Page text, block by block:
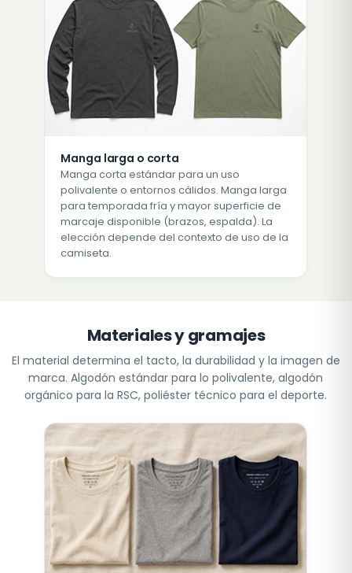
Manga larga o corta
Manga corta estándar para un uso
polivalente o entornos cálidos. Manga larga
para temporada fría y mayor superficie de
marcaje disponible (brazos, espalda). La
elección depende del contexto de uso de la
camiseta.
Materiales y gramajes
El material determina el tacto, la durabilidad y la imagen de
marca. Algodón estándar para lo polivalente, algodón
orgánico para la RSC, poliéster técnico para el deporte.